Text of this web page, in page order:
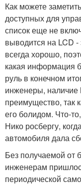
Как можете
доступных для
список еще не
выводится на LCD
всегда хорошо,
какая информация
руль в конечном
инженеры, наличие
преимущество, так
его болидом. Что-
Нико росбергу,
автомобиля дала
Без получаемой от
инженерам
периодической